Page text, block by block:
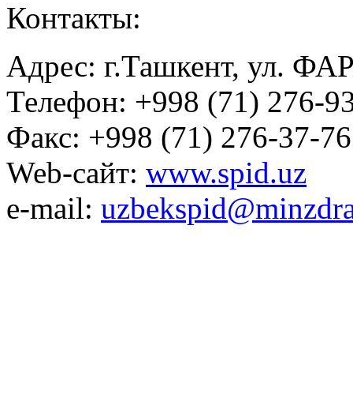
Контакты:
Адрес: г.Ташкент, ул.
Телефон: +998 (71) 276-
Факс: +998 (71) 276-37-76
Web-сайт: www.spid.uz
e-mail: